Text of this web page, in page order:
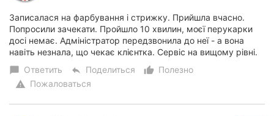
Записалася на фарбування і стрижку. Прийшла вчасно.
Попросили зачекати. Пройшло 10 хвилин, моєї перукарки
досі немає. Адміністратор передзвонила до неї - а вона
навіть незнала, що чекає клієнтка. Сервіс на вищому рівні.
chat_bubble Ответить reply Поделиться thumb_up_alt
Полезно
warning Пожаловаться